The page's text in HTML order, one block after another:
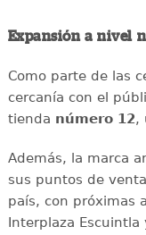
Expansión a nivel
Como parte de las
cercanía con el
tienda número 12,
Además, la marca
sus puntos de
país, con próximas
Interplaza Escuintla